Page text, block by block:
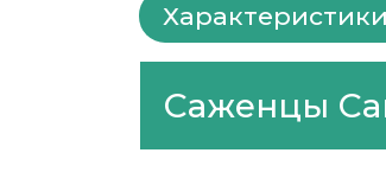
Характеристики
Саженцы